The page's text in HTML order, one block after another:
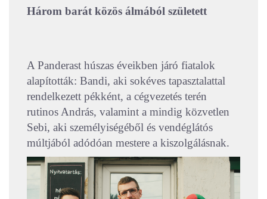
Három barát közös álmából született
A Panderast húszas éveikben járó fiatalok
alapították: Bandi, aki sokéves tapasztalattal
rendelkezett pékként, a cégvezetés terén
rutinos András, valamint a mindig közvetlen
Sebi, aki személyiségéből és vendéglátós
múltjából adódóan mestere a kiszolgálásnak.